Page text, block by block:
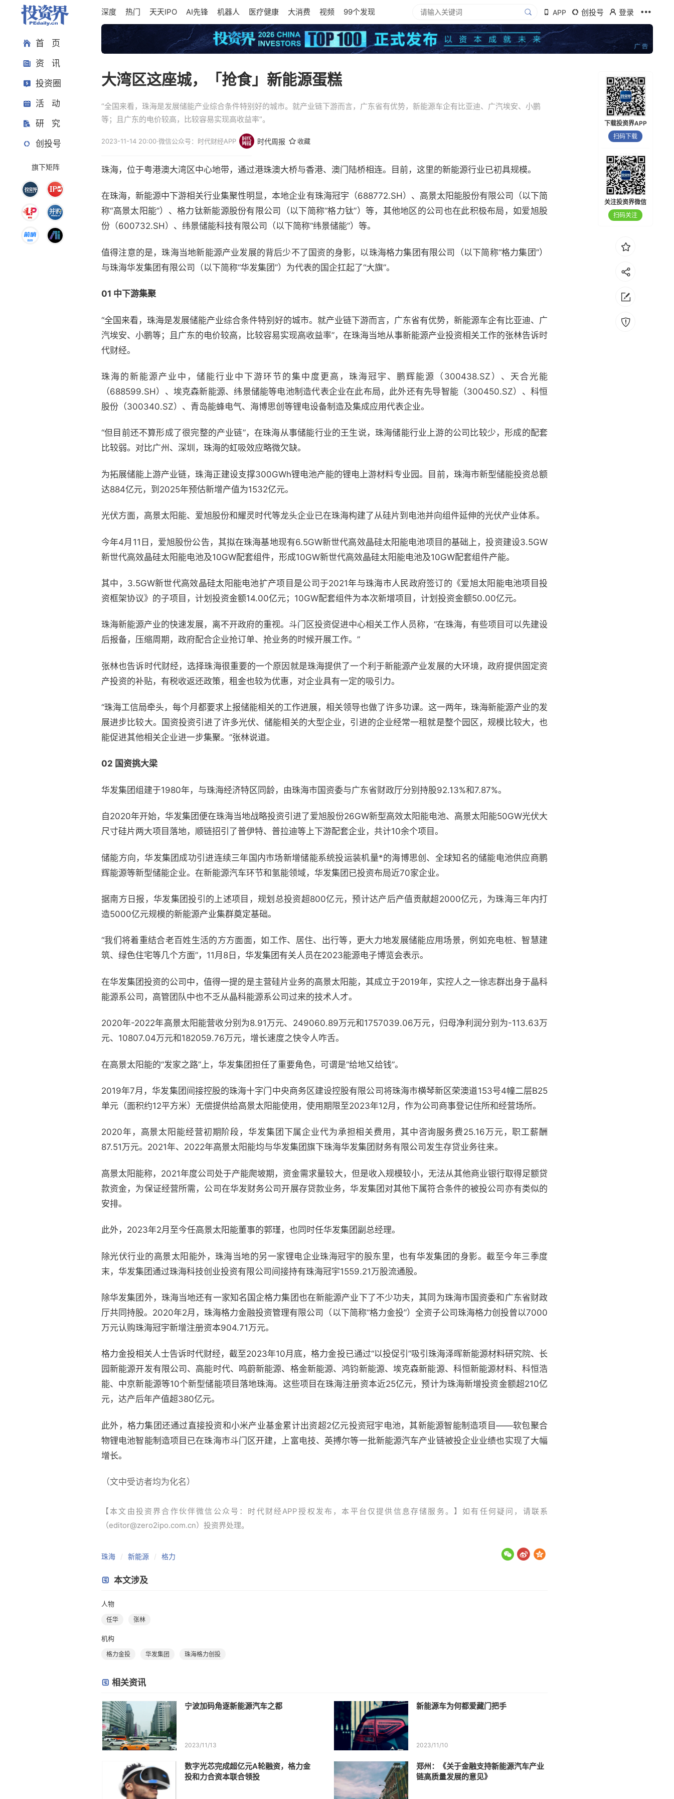
首 页
资 讯
投资圈
活 动
研 究
创投号
旗下矩阵
深度 热门 天天IPO AI先锋 机器人 医疗健康 大消费 视频 99个发现 APP 创投号 登录
大湾区这座城，「抢食」新能源蛋糕
“全国来看，珠海是发展储能产业综合条件特别好的城市。就产业链下游而言，广东省有优势，新能源车企有比亚迪、广汽埃安、小鹏
等；且广东的电价较高，比较容易实现高收益率”。
2023-11-14 20:00·微信公众号：时代财经APP 时代周报 收藏
珠海，位于粤港澳大湾区中心地带，通过港珠澳大桥与香港、澳门陆桥相连。目前，这里的新能源行业已初具规模。
在珠海，新能源中下游相关行业集聚性明显，本地企业有珠海冠宇（688772.SH）、高景太阳能股份有限公司（以下简
称“高景太阳能”）、格力钛新能源股份有限公司（以下简称“格力钛”）等，其他地区的公司也在此积极布局，如爱旭股
份（600732.SH）、纬景储能科技有限公司（以下简称“纬景储能”）等。
值得注意的是，珠海当地新能源产业发展的背后少不了国资的身影，以珠海格力集团有限公司（以下简称“格力集团”）
与珠海华发集团有限公司（以下简称“华发集团”）为代表的国企扛起了“大旗”。
01 中下游集聚
“全国来看，珠海是发展储能产业综合条件特别好的城市。就产业链下游而言，广东省有优势，新能源车企有比亚迪、广
汽埃安、小鹏等；且广东的电价较高，比较容易实现高收益率”，在珠海当地从事新能源产业投资相关工作的张林告诉时
代财经。
珠海的新能源产业中，储能行业中下游环节的集中度更高，珠海冠宇、鹏辉能源（300438.SZ）、天合光能
（688599.SH）、埃克森新能源、纬景储能等电池制造代表企业在此布局，此外还有先导智能（300450.SZ）、科恒
股份（300340.SZ）、青岛能蜂电气、海博思创等锂电设备制造及集成应用代表企业。
“但目前还不算形成了很完整的产业链”，在珠海从事储能行业的王生说，珠海储能行业上游的公司比较少，形成的配套
比较弱。对比广州、深圳，珠海的虹吸效应略微欠缺。
为拓展储能上游产业链，珠海正建设支撑300GWh锂电池产能的锂电上游材料专业园。目前，珠海市新型储能投资总额
达884亿元，到2025年预估新增产值为1532亿元。
光伏方面，高景太阳能、爱旭股份和耀灵时代等龙头企业已在珠海构建了从硅片到电池并向组件延伸的光伏产业体系。
今年4月11日，爱旭股份公告，其拟在珠海基地现有6.5GW新世代高效晶硅太阳能电池项目的基础上，投资建设3.5GW
新世代高效晶硅太阳能电池及10GW配套组件，形成10GW新世代高效晶硅太阳能电池及10GW配套组件产能。
其中，3.5GW新世代高效晶硅太阳能电池扩产项目是公司于2021年与珠海市人民政府签订的《爱旭太阳能电池项目投
资框架协议》的子项目，计划投资金额14.00亿元；10GW配套组件为本次新增项目，计划投资金额50.00亿元。
珠海新能源产业的快速发展，离不开政府的重视。斗门区投资促进中心相关工作人员称，“在珠海，有些项目可以先建设
后报备，压缩周期，政府配合企业抢订单、抢业务的时候开展工作。”
张林也告诉时代财经，选择珠海很重要的一个原因就是珠海提供了一个利于新能源产业发展的大环境，政府提供固定资
产投资的补贴，有税收返还政策，租金也较为优惠，对企业具有一定的吸引力。
“珠海工信局牵头，每个月都要求上报储能相关的工作进展，相关领导也做了许多功课。这一两年，珠海新能源产业的发
展进步比较大。国资投资引进了许多光伏、储能相关的大型企业，引进的企业经常一租就是整个园区，规模比较大，也
能促进其他相关企业进一步集聚。”张林说道。
02 国资挑大梁
华发集团组建于1980年，与珠海经济特区同龄，由珠海市国资委与广东省财政厅分别持股92.13%和7.87%。
自2020年开始，华发集团便在珠海当地战略投资引进了爱旭股份26GW新型高效太阳能电池、高景太阳能50GW光伏大
尺寸硅片两大项目落地，顺链招引了普伊特、普拉迪等上下游配套企业，共计10余个项目。
储能方向，华发集团成功引进连续三年国内市场新增储能系统投运装机量*的海博思创、全球知名的储能电池供应商鹏
辉能源等新型储能企业。在新能源汽车环节和氢能领域，华发集团已投资布局近70家企业。
据南方日报，华发集团投引的上述项目，规划总投资超800亿元，预计达产后产值贡献超2000亿元，为珠海三年内打
造5000亿元规模的新能源产业集群奠定基础。
“我们将着重结合老百姓生活的方方面面，如工作、居住、出行等，更大力地发展储能应用场景，例如充电桩、智慧建
筑、绿色住宅等几个方面”，11月8日，华发集团有关人员在2023能源电子博览会表示。
在华发集团投资的公司中，值得一提的是主营硅片业务的高景太阳能，其成立于2019年，实控人之一徐志群出身于晶科
能源系公司，高管团队中也不乏从晶科能源系公司过来的技术人才。
2020年-2022年高景太阳能营收分别为8.91万元、249060.89万元和1757039.06万元，归母净利润分别为-113.63万
元、10807.04万元和182059.76万元，增长速度之快令人咋舌。
在高景太阳能的“发家之路”上，华发集团担任了重要角色，可谓是“给地又给钱”。
2019年7月，华发集团间接控股的珠海十字门中央商务区建设控股有限公司将珠海市横琴新区荣澳道153号4幢二层B25
单元（面积约12平方米）无偿提供给高景太阳能使用，使用期限至2023年12月，作为公司商事登记住所和经营场所。
2020年，高景太阳能经营初期阶段，华发集团下属企业代为承担相关费用，其中咨询服务费25.16万元，职工薪酬
87.51万元。2021年、2022年高景太阳能均与华发集团旗下珠海华发集团财务有限公司发生存贷业务往来。
高景太阳能称，2021年度公司处于产能爬坡期，资金需求量较大，但是收入规模较小，无法从其他商业银行取得足额贷
款资金，为保证经营所需，公司在华发财务公司开展存贷款业务，华发集团对其他下属符合条件的被投公司亦有类似的
安排。
此外，2023年2月至今任高景太阳能董事的郭瑾，也同时任华发集团副总经理。
除光伏行业的高景太阳能外，珠海当地的另一家锂电企业珠海冠宇的股东里，也有华发集团的身影。截至今年三季度
末，华发集团通过珠海科技创业投资有限公司间接持有珠海冠宇1559.21万股流通股。
除华发集团外，珠海当地还有一家知名国企格力集团也在新能源产业下了不少功夫，其同为珠海市国资委和广东省财政
厅共同持股。2020年2月，珠海格力金融投资管理有限公司（以下简称“格力金投”）全资子公司珠海格力创投曾以7000
万元认购珠海冠宇新增注册资本904.71万元。
格力金投相关人士告诉时代财经，截至2023年10月底，格力金投已通过“以投促引”吸引珠海泽晖新能源材料研究院、长
园新能源开发有限公司、高能时代、鸣蔚新能源、格金新能源、鸿钧新能源、埃克森新能源、科恒新能源材料、科恒浩
能、中京新能源等10个新型储能项目落地珠海。这些项目在珠海注册资本近25亿元，预计为珠海新增投资金额超210亿
元，达产后年产值超380亿元。
此外，格力集团还通过直接投资和小米产业基金累计出资超2亿元投资冠宇电池，其新能源智能制造项目——软包聚合
物锂电池智能制造项目已在珠海市斗门区开建，上富电技、英搏尔等一批新能源汽车产业链被投企业业绩也实现了大幅
增长。
（文中受访者均为化名）
【本文由投资界合作伙伴微信公众号：时代财经APP授权发布，本平台仅提供信息存储服务。】如有任何疑问，请联系
（editor@zero2ipo.com.cn）投资界处理。
珠海 新能源 格力
本文涉及
人物
任华 张林
机构
格力金投 华发集团 珠海格力创投
相关资讯
宁波加码角逐新能源汽车之都
2023/11/13
新能源车为何都爱藏门把手
2023/11/10
数字光芯完成超亿元A轮融资，格力金
投和力合资本联合领投
郑州：《关于金融支持新能源汽车产业
链高质量发展的意见》
下载投资界APP
扫码下载
关注投资界微信
扫码关注